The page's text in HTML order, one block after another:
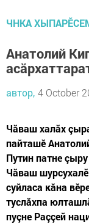
ЧНКА
Анатолий
автор, 4 October
Чăваш халăх
пайташӗ
Путин патне
Чăваш
суйласа кăна
туслăхпа
пуçне Раççей